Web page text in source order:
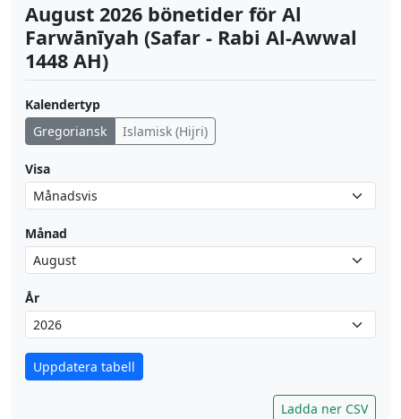
August 2026 bönetider för Al
Farwānīyah (Safar - Rabi Al-Awwal
1448 AH)
Kalendertyp
Gregoriansk
Islamisk (Hijri)
Visa
Månad
År
Uppdatera tabell
Ladda ner CSV